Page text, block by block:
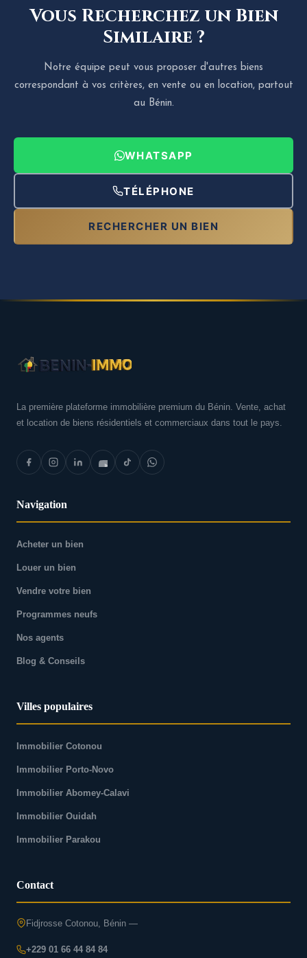
Vous Recherchez un Bien
Similaire ?
Notre équipe peut vous proposer d'autres biens
correspondant à vos critères, en vente ou en location, partout
au Bénin.
WHATSAPP
TÉLÉPHONE
RECHERCHER UN BIEN
La première plateforme immobilière premium du Bénin. Vente, achat
et location de biens résidentiels et commerciaux dans tout le pays.
Navigation
Acheter un bien
Louer un bien
Vendre votre bien
Programmes neufs
Nos agents
Blog & Conseils
Villes populaires
Immobilier Cotonou
Immobilier Porto-Novo
Immobilier Abomey-Calavi
Immobilier Ouidah
Immobilier Parakou
Contact
Fidjrosse Cotonou, Bénin —
+229 01 66 44 84 84